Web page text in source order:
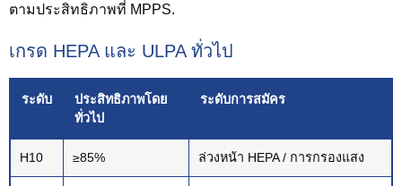
ตามประสิทธิภาพที่ MPPS.
เกรด HEPA และ ULPA ทั่วไป
ระดับ
ประสิทธิภาพโดย
ทั่วไป
ระดับการสมัคร
H10 ≥85% ล่วงหน้า HEPA / การกรองแสง